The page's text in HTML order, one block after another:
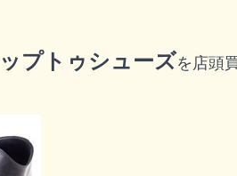
プトゥシューズを店頭